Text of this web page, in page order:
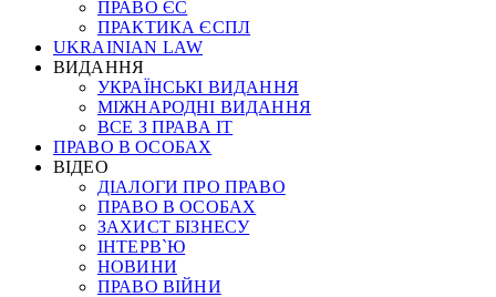
ПРАВО ЄС
ПРАКТИКА ЄСПЛ
UKRAINIAN LAW
ВИДАННЯ
УКРАЇНСЬКІ ВИДАННЯ
МІЖНАРОДНІ ВИДАННЯ
ВСЕ З ПРАВА ІТ
ПРАВО В ОСОБАХ
ВІДЕО
ДІАЛОГИ ПРО ПРАВО
ПРАВО В ОСОБАХ
ЗАХИСТ БІЗНЕСУ
ІНТЕРВ`Ю
НОВИНИ
ПРАВО ВІЙНИ